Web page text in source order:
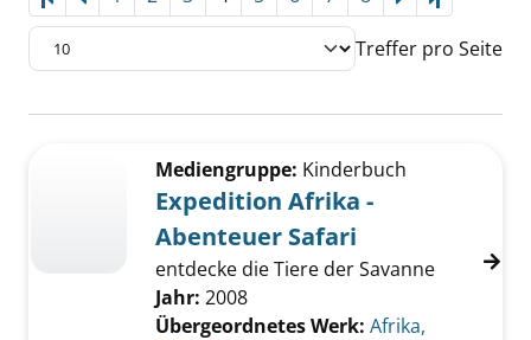
Treffer pro Seite
Zu den Suchfiltern springen
Mediengruppe: Kinderbuch
Expedition Afrika -
Abenteuer Safari
entdecke die Tiere der Savanne
Jahr: 2008
Übergeordnetes Werk: Afrika,